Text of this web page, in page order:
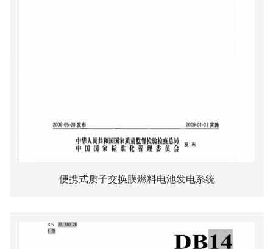
便携式质子交换膜燃料电池发电系统